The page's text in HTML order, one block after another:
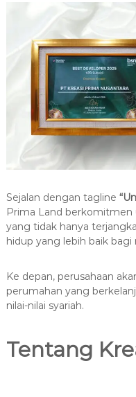
Sejalan dengan tagline
Prima Land
yang tidak hanya
hidup yang lebih baik bagi
Ke depan, perusahaan
perumahan yang
nilai-nilai syariah.
Tentang